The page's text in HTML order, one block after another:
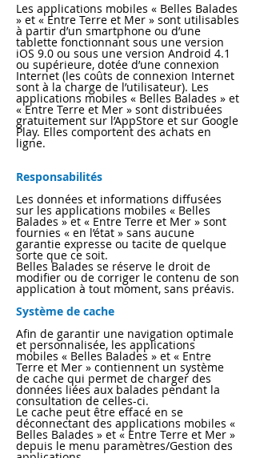
Les applications mobiles « Belles Balades
» et « Entre Terre et Mer » sont utilisables
à partir d’un smartphone ou d’une
tablette fonctionnant sous une version
iOS 9.0 ou sous une version Android 4.1
ou supérieure, dotée d’une connexion
Internet (les coûts de connexion Internet
sont à la charge de l’utilisateur). Les
applications mobiles « Belles Balades » et
« Entre Terre et Mer » sont distribuées
gratuitement sur l’AppStore et sur Google
Play. Elles comportent des achats en
ligne.
Responsabilités
Les données et informations diffusées
sur les applications mobiles « Belles
Balades » et « Entre Terre et Mer » sont
fournies « en l’état » sans aucune
garantie expresse ou tacite de quelque
sorte que ce soit.
Belles Balades se réserve le droit de
modifier ou de corriger le contenu de son
application à tout moment, sans préavis.
Système de cache
Afin de garantir une navigation optimale
et personnalisée, les applications
mobiles « Belles Balades » et « Entre
Terre et Mer » contiennent un système
de cache qui permet de charger des
données liées aux balades pendant la
consultation de celles-ci.
Le cache peut être effacé en se
déconnectant des applications mobiles «
Belles Balades » et « Entre Terre et Mer »
depuis le menu paramètres/Gestion des